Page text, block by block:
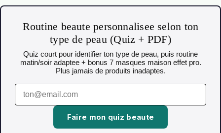
Routine beaute personnalisee selon ton
type de peau (Quiz + PDF)
Quiz court pour identifier ton type de peau, puis routine
matin/soir adaptee + bonus 7 masques maison effet pro.
Plus jamais de produits inadaptes.
Faire mon quiz beaute